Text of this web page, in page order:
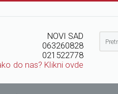
NOVI SAD
063260828
021522778
do nas? Klikni ovde